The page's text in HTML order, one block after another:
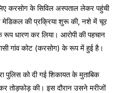
करसोग के सिविल अस्पताल लेकर पहुंची
मेडिकल की प्रक्रिया शुरू की, नशे में चूर
धारण कर लिया। आरोपी की पहचान
गांव कोट (करसोग) के रूप में हुई है।
पुलिस को दी गई शिकायत के मुताबिक
तोड़फोड़ की। इस दौरान उसने मरीजों